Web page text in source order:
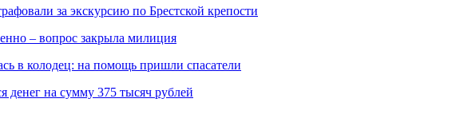
за экскурсию по Брестской крепости
– вопрос закрыла милиция
в колодец: на помощь пришли спасатели
денег на сумму 375 тысяч рублей